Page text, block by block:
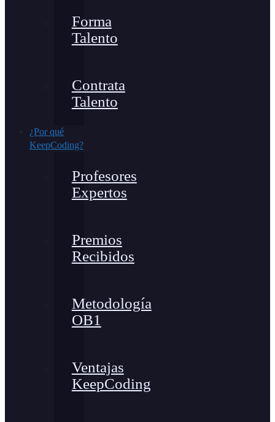
Forma
Talento
Contrata
Talento
¿Por qué
KeepCoding?
Profesores
Expertos
Premios
Recibidos
Metodología
OB1
Ventajas
KeepCoding